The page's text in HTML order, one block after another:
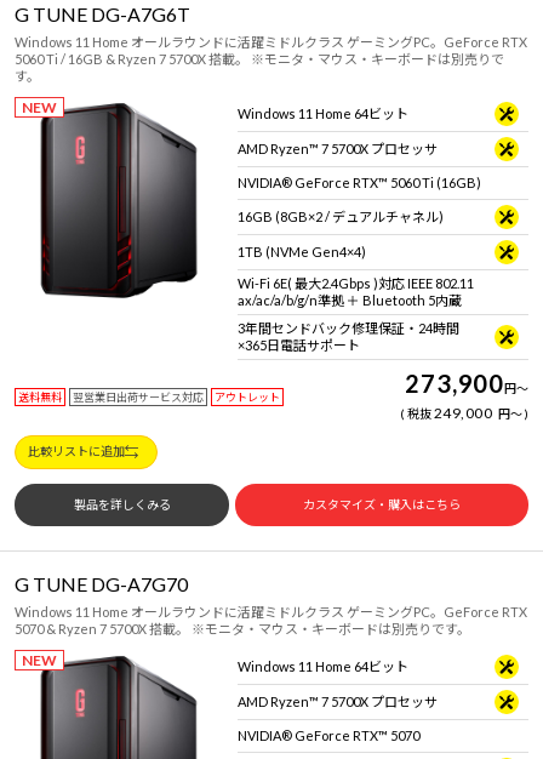
G TUNE DG-A7G6T
Windows 11 Home オールラウンドに活躍ミドルクラス ゲーミングPC。GeForce RTX
5060 Ti / 16GB & Ryzen 7 5700X 搭載。 ※モニタ・マウス・キーボードは別売りで
す。
NEW Windows 11 Home 64ビット
AMD Ryzen™ 7 5700X プロセッサ
NVIDIA® GeForce RTX™ 5060 Ti (16GB)
16GB (8GB×2 / デュアルチャネル)
1TB (NVMe Gen4×4)
Wi-Fi 6E( 最大2.4Gbps )対応 IEEE 802.11
ax/ac/a/b/g/n準拠 ＋ Bluetooth 5内蔵
3年間センドバック修理保証・24時間
×365日電話サポート
送料無料 翌営業日出荷サービス対応 アウトレット 273,900円～
税抜249,000 円～
比較リストに追加
製品を詳しくみる カスタマイズ・購入はこちら
G TUNE DG-A7G70
Windows 11 Home オールラウンドに活躍ミドルクラス ゲーミングPC。GeForce RTX
5070 & Ryzen 7 5700X 搭載。 ※モニタ・マウス・キーボードは別売りです。
NEW Windows 11 Home 64ビット
AMD Ryzen™ 7 5700X プロセッサ
NVIDIA® GeForce RTX™ 5070